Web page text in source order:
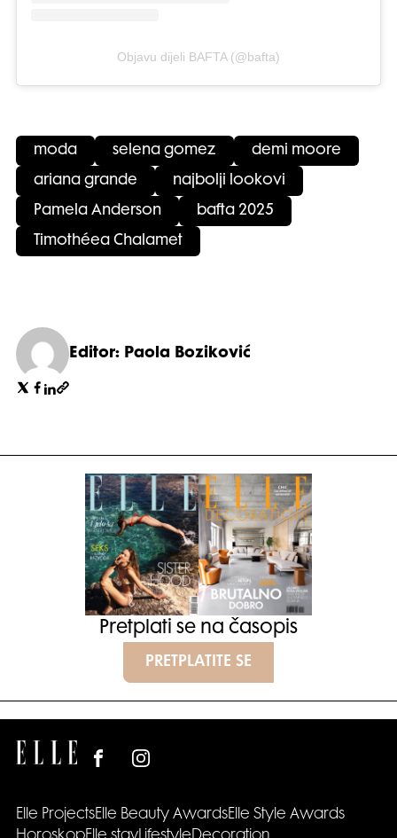
Objavu dijeli BAFTA (@bafta)
moda selena gomez demi moore
ariana grande najbolji lookovi
Pamela Anderson bafta 2025
Timothéea Chalamet
Editor: Paola Boziković
Pretplati se na časopis
PRETPLATITE SE
Elle ProjectsElle Beauty AwardsElle Style Awards